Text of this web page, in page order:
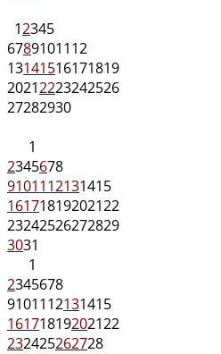
12345
6789101112
13141516171819
20212223242526
27282930
1
2345678
9101112131415
16171819202122
23242526272829
3031
1
2345678
9101112131415
16171819202122
232425262728